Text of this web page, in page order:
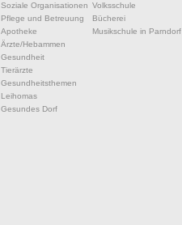
Soziale Organisationen
Pflege und Betreuung
Apotheke
Ärzte/Hebammen
Gesundheit
Tierärzte
Gesundheitsthemen
Leihomas
Gesundes Dorf
Volksschule
Bücherei
Musikschule in Parndorf